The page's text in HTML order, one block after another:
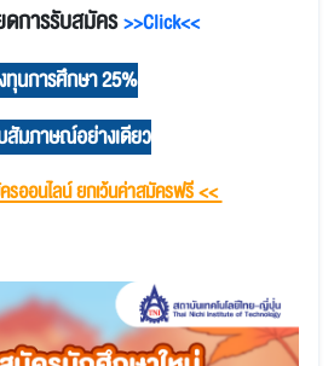
ดการรับสมัคร>>Click<<
ทุนการศึกษา 25%
มภาษณ์อย่างเดียว
รออนไลน์ ยกเว้นค่าสมัครฟรี <<